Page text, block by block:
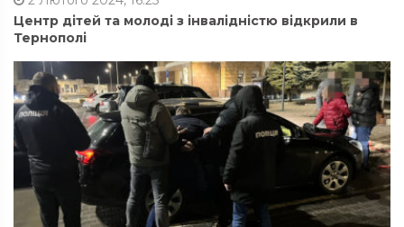
Центр дітей та молоді з інвалідністю відкрили в
Тернополі